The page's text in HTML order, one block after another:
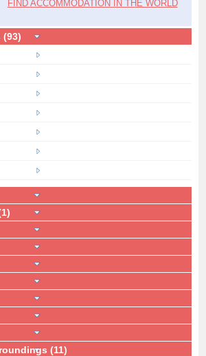
FIND ACCOMMODATION IN THE WORLD
(93)
(11)